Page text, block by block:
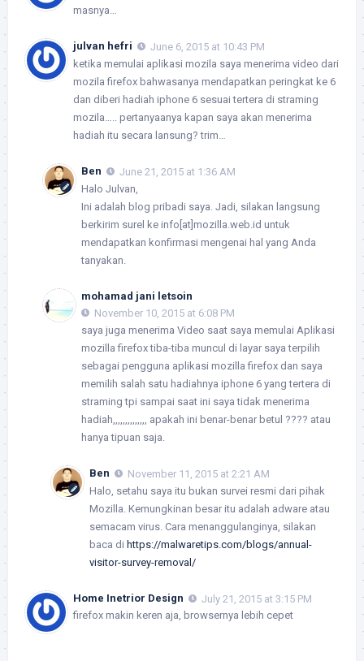
masnya…
julvan hefri
June 6, 2015 at 10:43 PM
ketika memulai aplikasi mozila saya menerima video dari
mozila firefox bahwasanya mendapatkan peringkat ke 6
dan diberi hadiah iphone 6 sesuai tertera di straming
mozila….. pertanyaanya kapan saya akan menerima
hadiah itu secara lansung? trim…
Ben
June 21, 2015 at 1:36 AM
Halo Julvan,
Ini adalah blog pribadi saya. Jadi, silakan langsung
berkirim surel ke info[at]mozilla.web.id untuk
mendapatkan konfirmasi mengenai hal yang Anda
tanyakan.
mohamad jani letsoin
November 10, 2015 at 6:08 PM
saya juga menerima Video saat saya memulai Aplikasi
mozilla firefox tiba-tiba muncul di layar saya terpilih
sebagai pengguna aplikasi mozilla firefox dan saya
memilih salah satu hadiahnya iphone 6 yang tertera di
straming tpi sampai saat ini saya tidak menerima
hadiah,,,,,,,,,,,,,, apakah ini benar-benar betul ???? atau
hanya tipuan saja.
Ben
November 11, 2015 at 2:21 AM
Halo, setahu saya itu bukan survei resmi dari pihak
Mozilla. Kemungkinan besar itu adalah adware atau
semacam virus. Cara menanggulanginya, silakan
baca di https://malwaretips.com/blogs/annual-
visitor-survey-removal/
Home Inetrior Design
July 21, 2015 at 3:15 PM
firefox makin keren aja, browsernya lebih cepet